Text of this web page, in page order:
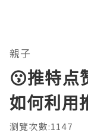
親子
😗推特点
如何利用
瀏覽次數:1147